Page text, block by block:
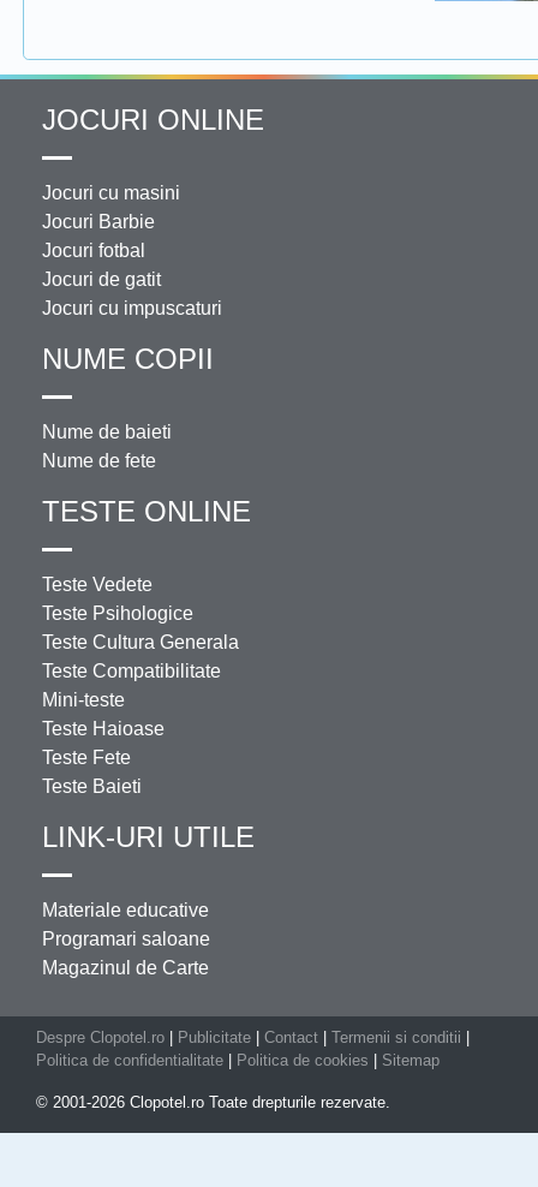
JOCURI ONLINE
Jocuri cu masini
Jocuri Barbie
Jocuri fotbal
Jocuri de gatit
Jocuri cu impuscaturi
NUME COPII
Nume de baieti
Nume de fete
TESTE ONLINE
Teste Vedete
Teste Psihologice
Teste Cultura Generala
Teste Compatibilitate
Mini-teste
Teste Haioase
Teste Fete
Teste Baieti
LINK-URI UTILE
Materiale educative
Programari saloane
Magazinul de Carte
Despre Clopotel.ro Publicitate Contact Termenii si conditii
Politica de confidentialitate
Politica de cookies Sitemap
© 2001-2026 Clopotel.ro Toate drepturile rezervate.